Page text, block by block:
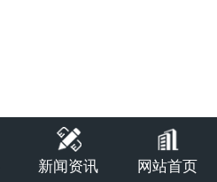
新闻资讯 网站首页